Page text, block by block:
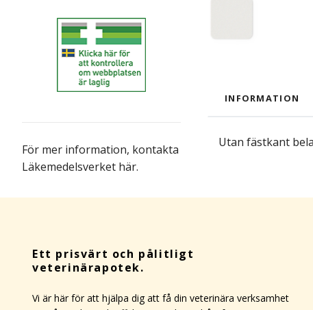
För mer information, kontakta
Läkemedelsverket här.
INFORMATION
Utan fästkant
Ett prisvärt och pålitligt
veterinärapotek.
Vi är här för att hjälpa dig att få din veterinära verksamhet